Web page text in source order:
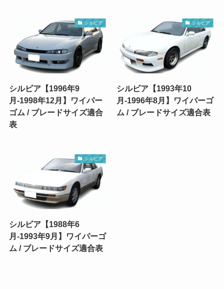
シルビア
シルビア【1996年9
月-1998年12月】ワイパー
ゴム / ブレードサイズ適合
表
シルビア
シルビア【1993年10
月-1996年8月】ワイパーゴ
ム / ブレードサイズ適合表
シルビア
シルビア【1988年6
月-1993年9月】ワイパーゴ
ム / ブレードサイズ適合表